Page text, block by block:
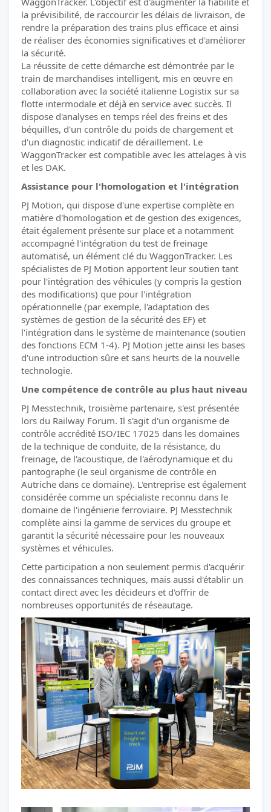
la prévisibilité, de raccourcir les délais de livraison, de
rendre la préparation des trains plus efficace et ainsi
de réaliser des économies significatives et d'améliorer
la sécurité.
La réussite de cette démarche est démontrée par le
train de marchandises intelligent, mis en œuvre en
collaboration avec la société italienne Logistix sur sa
flotte intermodale et déjà en service avec succès. Il
dispose d'analyses en temps réel des freins et des
béquilles, d'un contrôle du poids de chargement et
d'un diagnostic indicatif de déraillement. Le
WaggonTracker est compatible avec les attelages à vis
et les DAK.
Assistance pour l'homologation et l'intégration
PJ Motion, qui dispose d'une expertise complète en
matière d'homologation et de gestion des exigences,
était également présente sur place et a notamment
accompagné l'intégration du test de freinage
automatisé, un élément clé du WaggonTracker. Les
spécialistes de PJ Motion apportent leur soutien tant
pour l'intégration des véhicules (y compris la gestion
des modifications) que pour l'intégration
opérationnelle (par exemple, l'adaptation des
systèmes de gestion de la sécurité des EF) et
l'intégration dans le système de maintenance (soutien
des fonctions ECM 1-4). PJ Motion jette ainsi les bases
d'une introduction sûre et sans heurts de la nouvelle
technologie.
Une compétence de contrôle au plus haut niveau
PJ Messtechnik, troisième partenaire, s'est présentée
lors du Railway Forum. Il s'agit d'un organisme de
contrôle accrédité ISO/IEC 17025 dans les domaines
de la technique de conduite, de la résistance, du
freinage, de l'acoustique, de l'aérodynamique et du
pantographe (le seul organisme de contrôle en
Autriche dans ce domaine). L'entreprise est également
considérée comme un spécialiste reconnu dans le
domaine de l'ingénierie ferroviaire. PJ Messtechnik
complète ainsi la gamme de services du groupe et
garantit la sécurité nécessaire pour les nouveaux
systèmes et véhicules.
Cette participation a non seulement permis d'acquérir
des connaissances techniques, mais aussi d'établir un
contact direct avec les décideurs et d'offrir de
nombreuses opportunités de réseautage.